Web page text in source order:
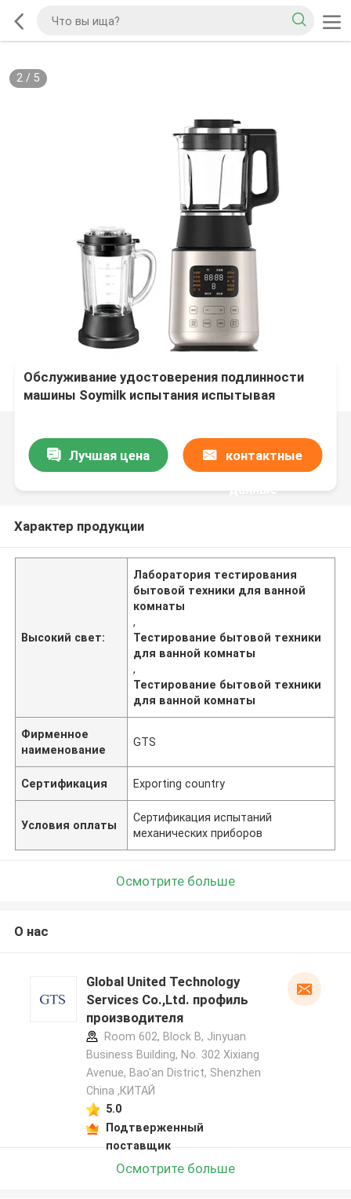
2/ 5
Обслуживание удостоверения подлинности
машины Soymilk испытания испытывая
Лучшая цена контактные
данные
Характер продукции
Высокий свет:
Лаборатория тестирования
бытовой техники для ванной
комнаты
,
Тестирование бытовой техники
для ванной комнаты
,
Тестирование бытовой техники
для ванной комнаты
Фирменное
наименование
GTS
Сертификация Exporting country
Условия оплаты
Сертификация испытаний
механических приборов
Осмотрите больше
О нас
Global United Technology
Services Co.,Ltd. профиль
производителя
Room 602, Block B, Jinyuan
Business Building, No. 302 Xixiang
Avenue, Bao'an District, Shenzhen
China ,КИТАЙ
5.0
Подтверженный
поставщик
Осмотрите больше